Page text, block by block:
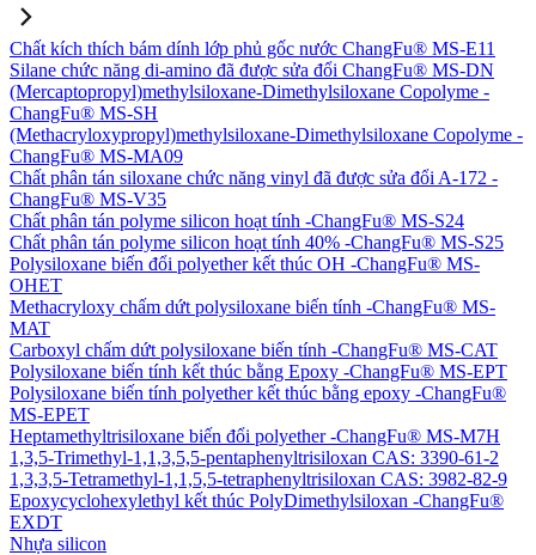
Chất kích thích bám dính lớp phủ gốc nước ChangFu® MS-E11
Silane chức năng di-amino đã được sửa đổi ChangFu® MS-DN
(Mercaptopropyl)methylsiloxane-Dimethylsiloxane Copolyme -
ChangFu® MS-SH
(Methacryloxypropyl)methylsiloxane-Dimethylsiloxane Copolyme -
ChangFu® MS-MA09
Chất phân tán siloxane chức năng vinyl đã được sửa đổi A-172 -
ChangFu® MS-V35
Chất phân tán polyme silicon hoạt tính -ChangFu® MS-S24
Chất phân tán polyme silicon hoạt tính 40% -ChangFu® MS-S25
Polysiloxane biến đổi polyether kết thúc OH -ChangFu® MS-
OHET
Methacryloxy chấm dứt polysiloxane biến tính -ChangFu® MS-
MAT
Carboxyl chấm dứt polysiloxane biến tính -ChangFu® MS-CAT
Polysiloxane biến tính kết thúc bằng Epoxy -ChangFu® MS-EPT
Polysiloxane biến tính polyether kết thúc bằng epoxy -ChangFu®
MS-EPET
Heptamethyltrisiloxane biến đổi polyether -ChangFu® MS-M7H
1,3,5-Trimethyl-1,1,3,5,5-pentaphenyltrisiloxan CAS: 3390-61-2
1,3,3,5-Tetramethyl-1,1,5,5-tetraphenyltrisiloxan CAS: 3982-82-9
Epoxycyclohexylethyl kết thúc PolyDimethylsiloxan -ChangFu®
EXDT
Nhựa silicon